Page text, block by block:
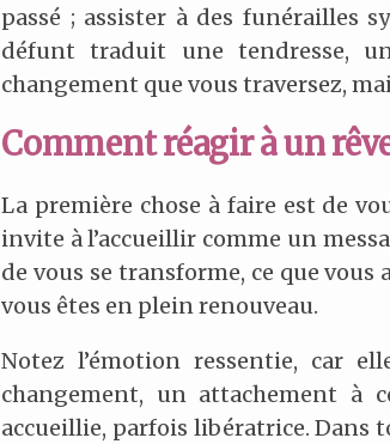
passé ; assister à des funérailles
défunt traduit une tendresse,
changement que vous traversez,
Comment réagir à un
La première chose à faire est de
invite à l’accueillir comme un
de vous se transforme, ce que
vous êtes en plein renouveau.
Notez l’émotion ressentie, car
changement, un attachement
accueillie, parfois libératrice. Dans